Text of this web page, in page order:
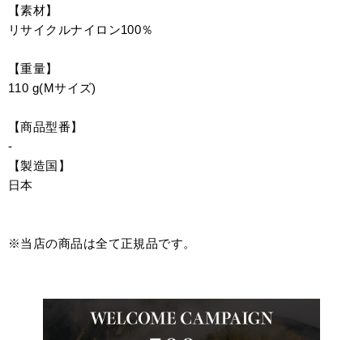
【素材】
リサイクルナイロン100％
【重量】
110 g(Mサイズ)
【商品型番】
-
【製造国】
日本
※当店の商品は全て正規品です。